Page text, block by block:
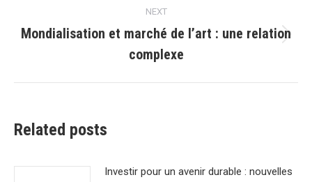
NEXT
post:
Mondialisation et marché de l’art : une relation
complexe
Related posts
Investir pour un avenir durable : nouvelles